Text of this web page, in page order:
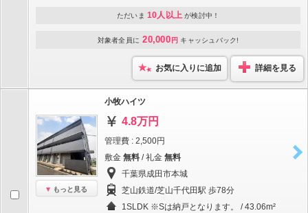
ただいま 10人以上 が検討中！
対象者全員に 20,000 円 キャッシュバック!
お気に入りに追加 詳細を見る
もっと見る
小牧ハイツ
4.8万円
管理費 : 2,500円
敷金 無料 / 礼金 無料
千葉県成田市本城
芝山鉄道/芝山千代田駅 歩78分
1SLDK ※Sは納戸となります。 / 43.06m²